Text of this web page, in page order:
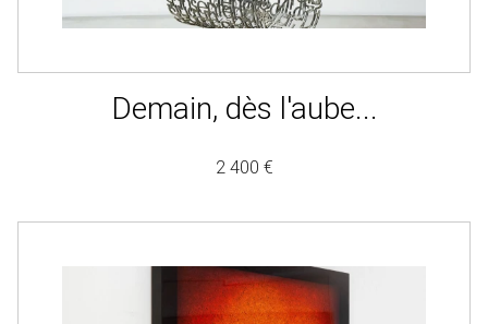
Demain, dès l'aube...
2 400 €